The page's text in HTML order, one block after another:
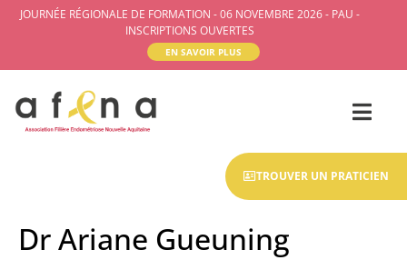
JOURNÉE RÉGIONALE DE FORMATION - 06 NOVEMBRE 2026 - PAU -
INSCRIPTIONS OUVERTES
EN SAVOIR PLUS
TROUVER UN PRATICIEN
Dr Ariane Gueuning